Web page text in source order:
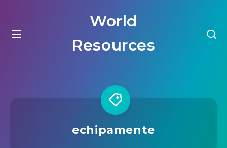
World
Resources
echipamente